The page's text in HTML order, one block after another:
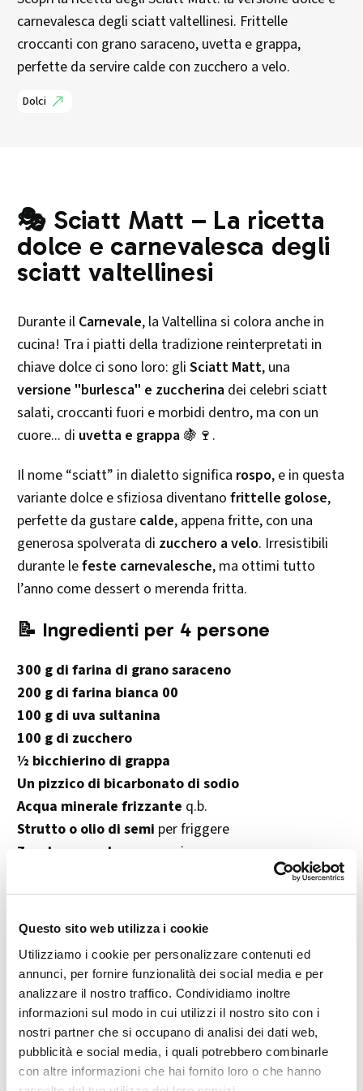
Questo sito web utilizza i cookie
Utilizziamo i cookie per personalizzare contenuti ed
annunci, per fornire funzionalità dei social media e per
analizzare il nostro traffico. Condividiamo inoltre
informazioni sul modo in cui utilizzi il nostro sito con i
nostri partner che si occupano di analisi dei dati web,
pubblicità e social media, i quali potrebbero combinarle
con altre informazioni che hai fornito loro o che hanno
carnevalesca degli sciatt valtellinesi. Frittelle
croccanti con grano saraceno, uvetta e grappa,
perfette da servire calde con zucchero a velo.
Dolci
🎭 Sciatt Matt – La ricetta
dolce e carnevalesca degli
sciatt valtellinesi
Durante il Carnevale, la Valtellina si colora anche in
cucina! Tra i piatti della tradizione reinterpretati in
chiave dolce ci sono loro: gli Sciatt Matt, una
versione "burlesca" e zuccherina dei celebri sciatt
salati, croccanti fuori e morbidi dentro, ma con un
cuore... di uvetta e grappa 🍇🍷.
Il nome “sciatt” in dialetto significa rospo, e in questa
variante dolce e sfiziosa diventano frittelle golose,
perfette da gustare calde, appena fritte, con una
generosa spolverata di zucchero a velo. Irresistibili
durante lefeste carnevalesche, ma ottimi tutto
l’anno come dessert o merenda fritta.
📝 Ingredienti per 4 persone
300 g di farina di grano saraceno
200 g di farina bianca 00
100 g di uva sultanina
100 g di zucchero
½ bicchierino di grappa
Un pizzico di bicarbonato di sodio
Acqua minerale frizzante q.b.
Strutto o olio di semi per friggere
Zucchero a velo
per guarnire
👨‍🍳 Preparazione passo passo
1.Prepara l'impasto
Metti l'uva sultaninain ammollo nellagrappaper
almeno 30 minuti.
In una ciotola grande, unisci ledue farinee lo
zucchero.
Aggiungi a filo l’acqua minerale frizzante,
mescolando con una frusta, fino a ottenere un